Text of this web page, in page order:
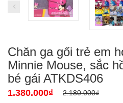
Chăn ga gối trẻ em
Minnie Mouse, sắc
bé gái ATKDS406
1.380.000₫
2.180.000₫